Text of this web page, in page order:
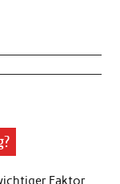
Faktor